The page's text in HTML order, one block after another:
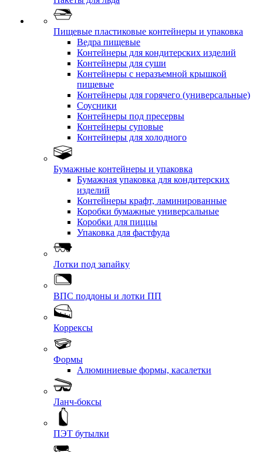
Пищевые пластиковые контейнеры и упаковка
Ведра пищевые
Контейнеры для кондитерских изделий
Контейнеры для суши
Контейнеры с неразъемной крышкой
пищевые
Контейнеры для горячего (универсальные)
Соусники
Контейнеры под пресервы
Контейнеры суповые
Контейнеры для холодного
Бумажные контейнеры и упаковка
Бумажная упаковка для кондитерских
изделий
Контейнеры крафт, ламинированные
Коробки бумажные универсальные
Коробки для пиццы
Упаковка для фастфуда
Лотки под запайку
ВПС поддоны и лотки ПП
Коррексы
Формы
Алюминиевые формы, касалетки
Ланч-боксы
ПЭТ бутылки